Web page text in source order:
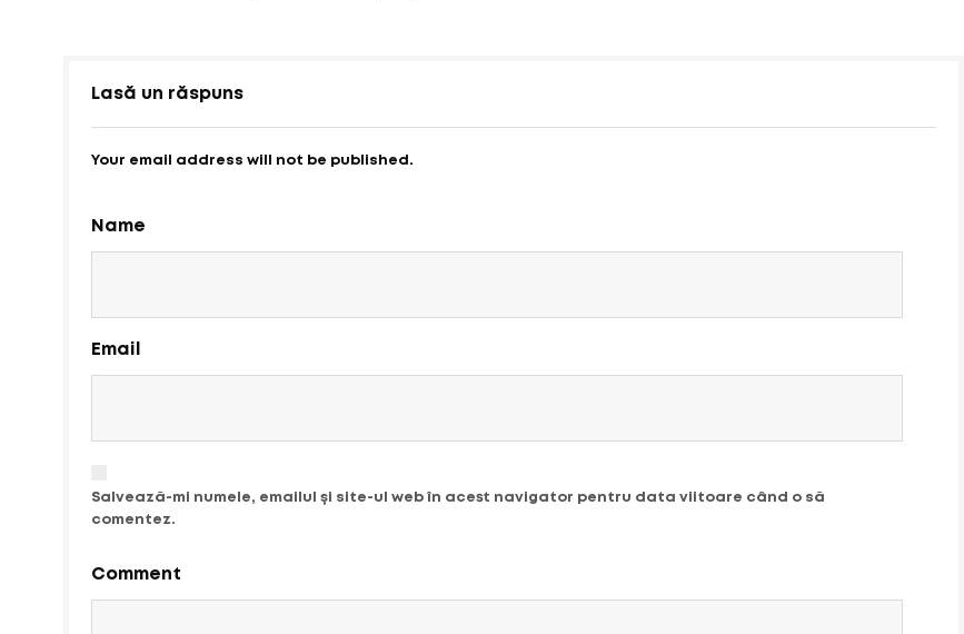
Lasă un răspuns
Your email address will not be published.
Name
Email
Salvează-mi numele, emailul și site-ul web în acest navigator pentru data viitoare când o să
comentez.
Comment